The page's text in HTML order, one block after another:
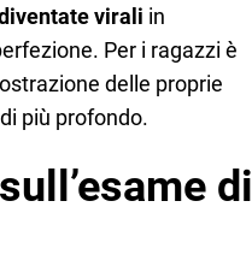
virali in
Per i ragazzi è
delle proprie
più profondo.
di